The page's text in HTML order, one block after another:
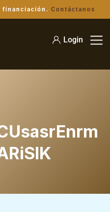
financiación. Contáctanos
Login